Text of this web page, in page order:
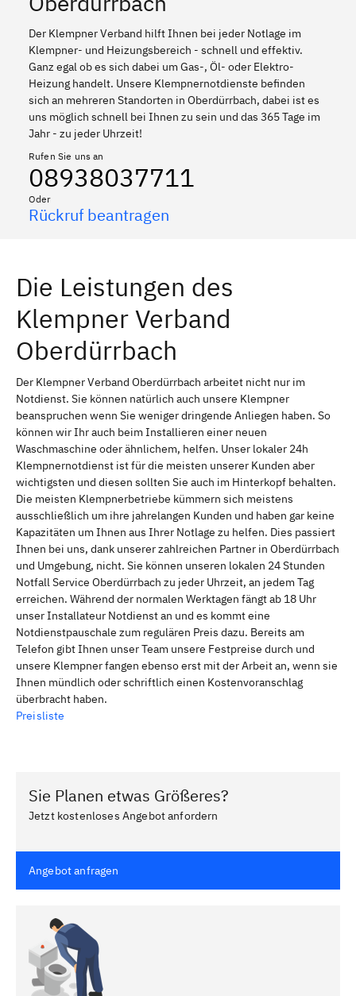
Der Klempner Verband hilft Ihnen bei jeder Notlage im
Klempner- und Heizungsbereich - schnell und effektiv.
Ganz egal ob es sich dabei um Gas-, Öl- oder Elektro-
Heizung handelt. Unsere Klempnernotdienste befinden
sich an mehreren Standorten in Oberdürrbach, dabei ist es
uns möglich schnell bei Ihnen zu sein und das 365 Tage im
Jahr - zu jeder Uhrzeit!
Rufen Sie uns an
08938037711
Oder
Rückruf beantragen
Die Leistungen des
Klempner Verband
Oberdürrbach
Der Klempner Verband Oberdürrbach arbeitet nicht nur im
Notdienst. Sie können natürlich auch unsere Klempner
beanspruchen wenn Sie weniger dringende Anliegen haben. So
können wir Ihr auch beim Installieren einer neuen
Waschmaschine oder ähnlichem, helfen. Unser lokaler 24h
Klempnernotdienst ist für die meisten unserer Kunden aber
wichtigsten und diesen sollten Sie auch im Hinterkopf behalten.
Die meisten Klempnerbetriebe kümmern sich meistens
ausschließlich um ihre jahrelangen Kunden und haben gar keine
Kapazitäten um Ihnen aus Ihrer Notlage zu helfen. Dies passiert
Ihnen bei uns, dank unserer zahlreichen Partner in Oberdürrbach
und Umgebung, nicht. Sie können unseren lokalen 24 Stunden
Notfall Service Oberdürrbach zu jeder Uhrzeit, an jedem Tag
erreichen. Während der normalen Werktagen fängt ab 18 Uhr
unser Installateur Notdienst an und es kommt eine
Notdienstpauschale zum regulären Preis dazu. Bereits am
Telefon gibt Ihnen unser Team unsere Festpreise durch und
unsere Klempner fangen ebenso erst mit der Arbeit an, wenn sie
Ihnen mündlich oder schriftlich einen Kostenvoranschlag
überbracht haben.
Preisliste
Sie Planen etwas Größeres?
Jetzt kostenloses Angebot anfordern
Angebot anfragen